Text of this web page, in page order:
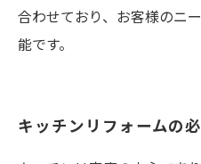
合わせており、お客様のニ
能です。
キッチンリフォームの